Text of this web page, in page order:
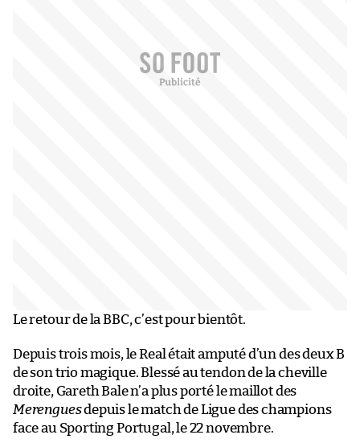
Le retour de la BBC, c’est pour bientôt.
Depuis trois mois, le Real était amputé d’un des deux B
de son trio magique. Blessé au tendon de la cheville
droite, Gareth Bale n’a plus porté le maillot des
Merenguesdepuis le match de Ligue des champions
face au Sporting Portugal, le 22 novembre.